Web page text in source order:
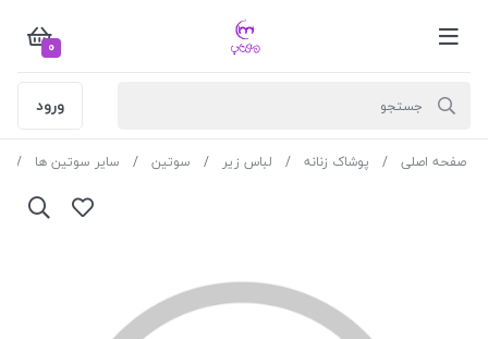
0
ورود
صفحه اصلی پوشاک زنانه لباس زیر سوتین سایر سوتین ها